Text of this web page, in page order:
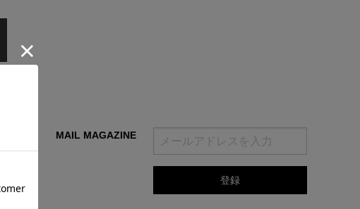
MAIL MAGAZINE